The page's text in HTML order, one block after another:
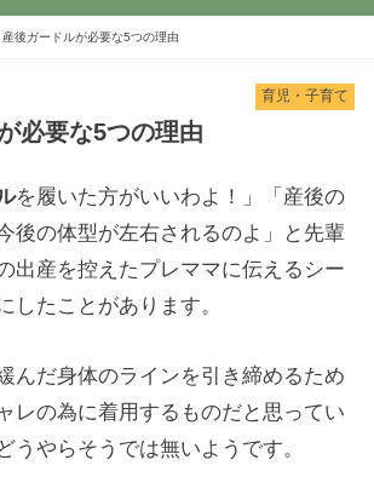
産後ガードルが必要な5つの理由
育児・子育て
必要な5つの理由
を履いた方がいいわよ！」「産後の
後の体型が左右されるのよ」と先輩
出産を控えたプレママに伝えるシー
したことがあります。
んだ身体のラインを引き締めるため
レの為に着用するものだと思ってい
うやらそうでは無いようです。